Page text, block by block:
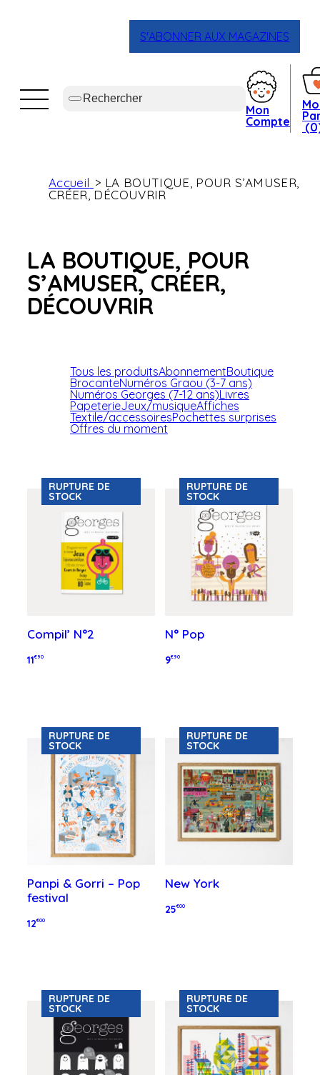
S'ABONNER AUX MAGAZINES
Mon
Compte
Accueil
LA BOUTIQUE, POUR S’AMUSER,
CRÉER, DÉCOUVRIR
LA BOUTIQUE, POUR
S’AMUSER, CRÉER,
DÉCOUVRIR
Tous les produitsAbonnementBoutique
BrocanteNuméros Graou (3-7 ans)
Numéros Georges (7-12 ans)Livres
PapeterieJeux/musiqueAffiches
Textile/accessoiresPochettes surprises
Offres du moment
RUPTURE DE
STOCK
Compil’ N°2
11€90
RUPTURE DE
STOCK
N° Pop
9€90
RUPTURE DE
STOCK
Panpi & Gorri – Pop
festival
12€00
RUPTURE DE
STOCK
New York
25€00
RUPTURE DE
STOCK
RUPTURE DE
STOCK